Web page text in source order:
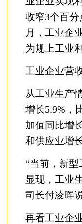
收窄3个百
月，工业企
为规上工业
工业企业营
从工业生产
增长5.9%，
加值同比增
和供应业增长
“当前，新
显现，工业
司长付凌晖说
再看工业企